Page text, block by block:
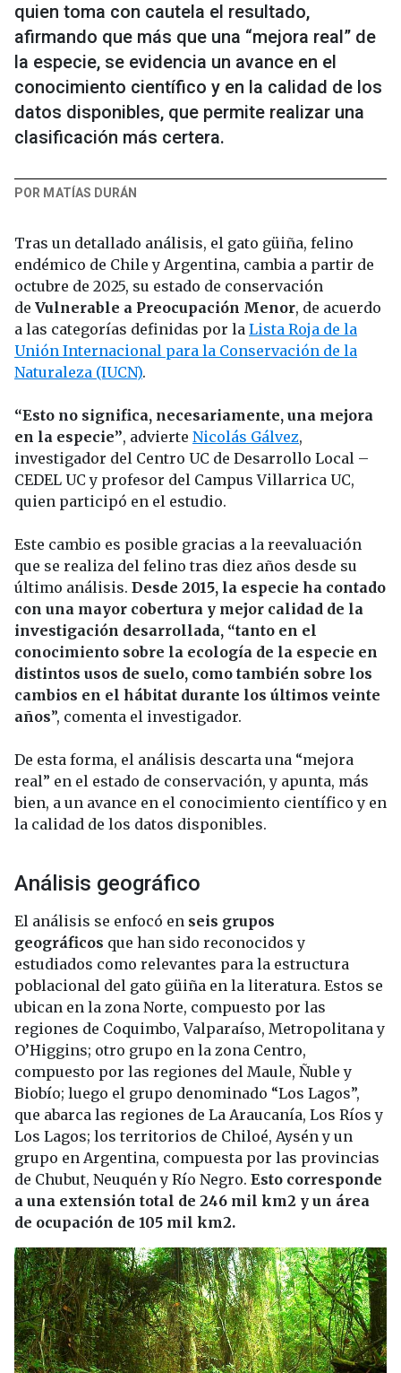
quien toma con cautela el resultado,
afirmando que más que una “mejora real” de
la especie, se evidencia un avance en el
conocimiento científico y en la calidad de los
datos disponibles, que permite realizar una
clasificación más certera.
POR MATÍAS DURÁN
Tras un detallado análisis, el gato güiña, felino
endémico de Chile y Argentina, cambia a partir de
octubre de 2025, su estado de conservación
de Vulnerable a Preocupación Menor, de acuerdo
a las categorías definidas por la Lista Roja de la
Unión Internacional para la Conservación de la
Naturaleza (IUCN).
“Esto no significa, necesariamente, una mejora
en la especie”, advierte Nicolás Gálvez,
investigador del Centro UC de Desarrollo Local –
CEDEL UC y profesor del Campus Villarrica UC,
quien participó en el estudio.
Este cambio es posible gracias a la reevaluación
que se realiza del felino tras diez años desde su
último análisis. Desde 2015, la especie ha contado
con una mayor cobertura y mejor calidad de la
investigación desarrollada, “tanto en el
conocimiento sobre la ecología de la especie en
distintos usos de suelo, como también sobre los
cambios en el hábitat durante los últimos veinte
años”, comenta el investigador.
De esta forma, el análisis descarta una “mejora
real” en el estado de conservación, y apunta, más
bien, a un avance en el conocimiento científico y en
la calidad de los datos disponibles.
Análisis geográfico
El análisis se enfocó en seis grupos
geográficos que han sido reconocidos y
estudiados como relevantes para la estructura
poblacional del gato güiña en la literatura. Estos se
ubican en la zona Norte, compuesto por las
regiones de Coquimbo, Valparaíso, Metropolitana y
O’Higgins; otro grupo en la zona Centro,
compuesto por las regiones del Maule, Ñuble y
Biobío; luego el grupo denominado “Los Lagos”,
que abarca las regiones de La Araucanía, Los Ríos y
Los Lagos; los territorios de Chiloé, Aysén y un
grupo en Argentina, compuesta por las provincias
de Chubut, Neuquén y Río Negro. Esto corresponde
a una extensión total de 246 mil km2 y un área
de ocupación de 105 mil km2.